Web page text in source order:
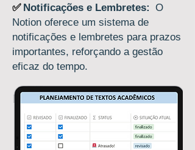
✅ Notificações e Lembretes: O
Notion oferece um sistema de
notificações e lembretes para prazos
importantes, reforçando a gestão
eficaz do tempo.